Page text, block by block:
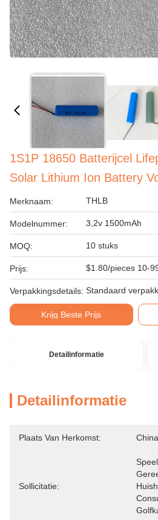
1S1P 18650 Batterijcel
Solar Lithium Ion Battery
Merknaam: THLB
Modelnummer: 3,2v 1500mAh
MOQ: 10 stuks
Prijs: $1.80/pieces 10-
Verpakkingsdetails: Standaard
Krijg Beste Prijs
Detailinformatie
Detailinformatie
Plaats Van Herkomst: China
Sollicitatie: